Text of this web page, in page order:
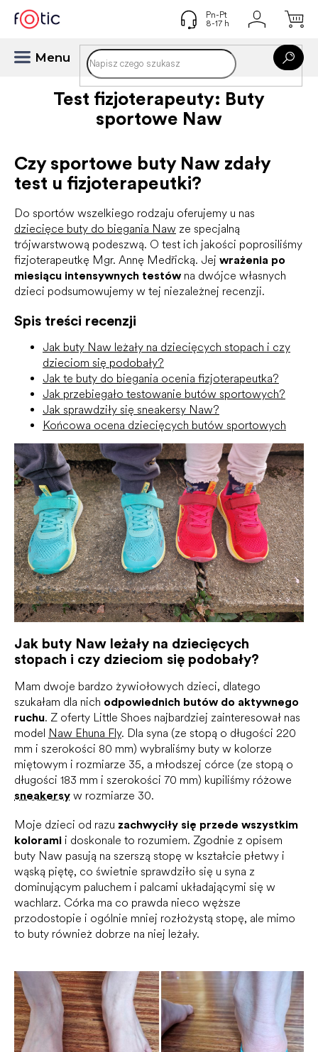
Test fizjoterapeuty: Buty
sportowe Naw
Czy sportowe buty Naw zdały
test u fizjoterapeutki?
Do sportów wszelkiego rodzaju oferujemy u nas
dziecięce buty do biegania Naw ze specjalną
trójwarstwową podeszwą. O test ich jakości poprosiliśmy
fizjoterapeutkę Mgr. Annę Medřicką. Jej wrażenia po
miesiącu intensywnych testów na dwójce własnych
dzieci podsumowujemy w tej niezależnej recenzji.
Spis treści recenzji
Jak buty Naw leżały na dziecięcych stopach i czy
dzieciom się podobały?
Jak te buty do biegania ocenia fizjoterapeutka?
Jak przebiegało testowanie butów sportowych?
Jak sprawdziły się sneakersy Naw?
Końcowa ocena dziecięcych butów sportowych
Jak buty Naw leżały na dziecięcych
stopach i czy dzieciom się podobały?
Mam dwoje bardzo żywiołowych dzieci, dlatego
szukałam dla nich odpowiednich butów do aktywnego
ruchu. Z oferty Little Shoes najbardziej zainteresował nas
model Naw Ehuna Fly. Dla syna (ze stopą o długości 220
mm i szerokości 80 mm) wybraliśmy buty w kolorze
miętowym i rozmiarze 35, a młodszej córce (ze stopą o
długości 183 mm i szerokości 70 mm) kupiliśmy różowe
sneakersy w rozmiarze 30.
Moje dzieci od razu zachwyciły się przede wszystkim
kolorami i doskonale to rozumiem. Zgodnie z opisem
buty Naw pasują na szerszą stopę w kształcie płetwy i
wąską piętę, co świetnie sprawdziło się u syna z
dominującym paluchem i palcami układającymi się w
wachlarz. Córka ma co prawda nieco węższe
przodostopie i ogólnie mniej rozłożystą stopę, ale mimo
to buty również dobrze na niej leżały.